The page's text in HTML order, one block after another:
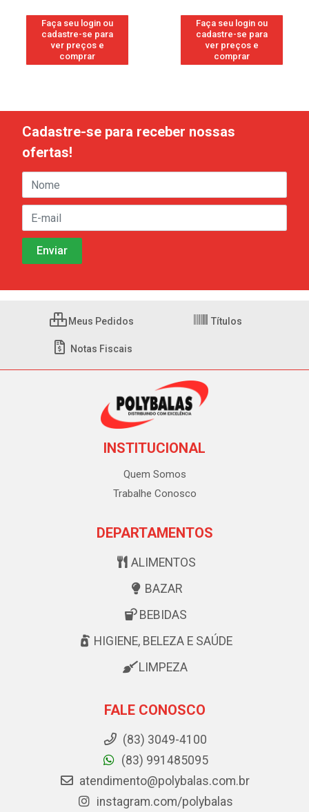
Faça seu login ou
cadastre-se para
ver preços e
comprar
Faça seu login ou
cadastre-se para
ver preços e
comprar
Cadastre-se para receber nossas
ofertas!
Meus Pedidos Títulos
Notas Fiscais
INSTITUCIONAL
Quem Somos
Trabalhe Conosco
DEPARTAMENTOS
ALIMENTOS
BAZAR
BEBIDAS
HIGIENE, BELEZA E SAÚDE
LIMPEZA
FALE CONOSCO
(83) 3049-4100
(83) 991485095
atendimento@polybalas.com.br
instagram.com/polybalas